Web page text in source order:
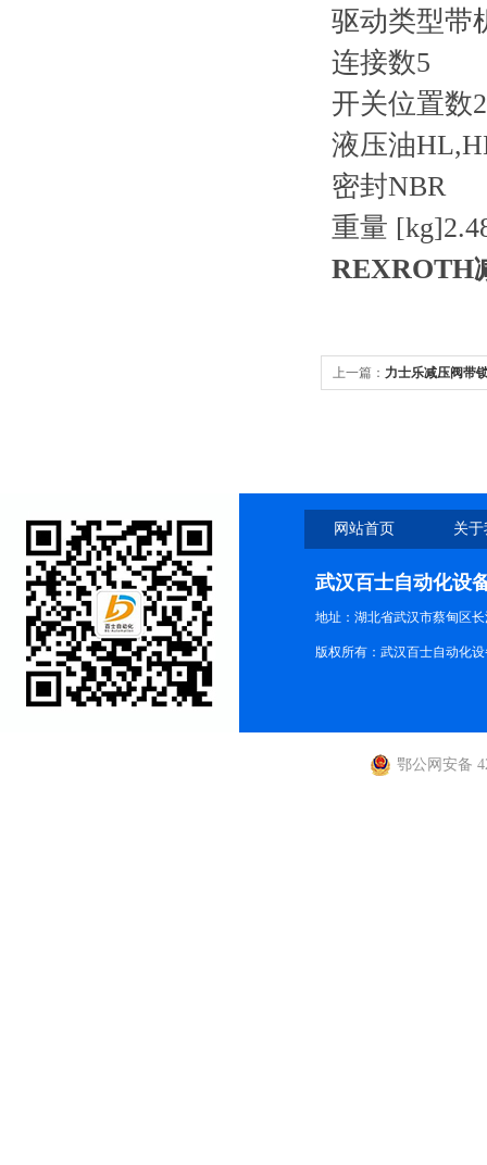
驱动类型带
连接数5
开关位置数2
液压油
密封NBR
重量 [kg]
REXROTH
上一篇： 力士乐减压阀带
网站首页 关
武汉百士自动化设
地址：湖北省武汉市蔡甸区
版权所有：武汉百士自动化
鄂公网安备